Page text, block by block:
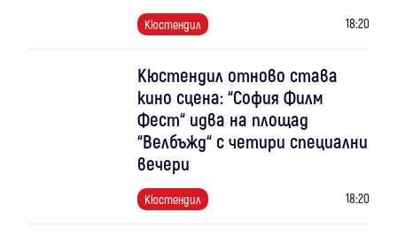
Кюстендил 18:20
Кюстендил отново става
кино сцена: “София Филм
Фест“ идва на площад
“Велбъжд“ с четири специални
вечери
Кюстендил 18:20